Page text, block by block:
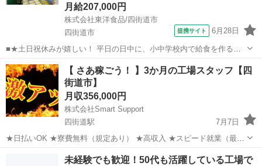
月給207,000円
株式会社東洋食品/四街道市
四街道市
提携サイト 6月28日
■★土日祝休みが嬉しい！ 平日の日中に、小中学校内で給食を作る調
理のお仕事です。 揚げパンのような定番料理はもちろん行事食・郷土
料理・世界の料理など、 献立種類も豊富で、料理の知識も広がりま
す。 【仕事内容詳細】 ・食材...
千葉 四街道市 調理師
【 さあ稼ごう！ 】3か月の工場スタッフ【四
街道市】
月収356,000円
株式会社Smart Support
四街道駅
7月7日
★日払いOK ★寮費無料（規定あり） ★高収入 ★スピード就業（最短
翌日） ■ お仕事例 ・半導体部品のマシンオペレーター ・自動車の組
立や部品の加工 ・電子部品の検査 ・化粧品の梱包や仕分け ...
四街道市 四街道駅 未経験
未経験でも歓迎！50代も活躍している工場で